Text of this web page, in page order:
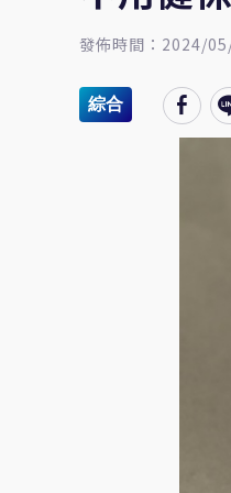
發佈時間：2024/
綜合